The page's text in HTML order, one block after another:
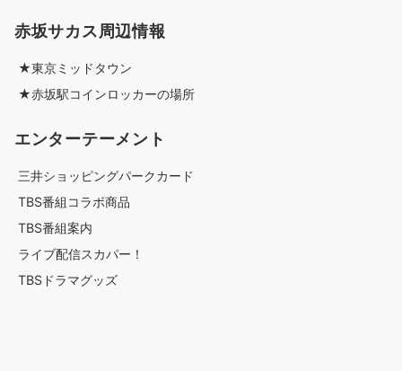
赤坂サカス周辺情報
★東京ミッドタウン
★赤坂駅コインロッカーの場所
エンターテーメント
三井ショッピングパークカード
TBS番組コラボ商品
TBS番組案内
ライブ配信スカパー！
TBSドラマグッズ